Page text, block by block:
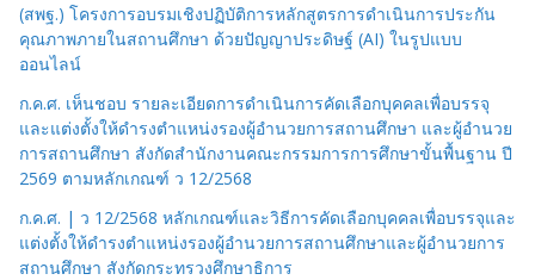
(สพฐ.) โครงการอบรมเชิงปฏิบัติการหลักสูตรการดำเนินการประกัน
คุณภาพภายในสถานศึกษา ด้วยปัญญาประดิษฐ์ (AI) ในรูปแบบ
ออนไลน์
ก.ค.ศ. เห็นชอบ รายละเอียดการดำเนินการคัดเลือกบุคคลเพื่อบรรจุ
และแต่งตั้งให้ดำรงตำแหน่งรองผู้อำนวยการสถานศึกษา และผู้อำนวย
การสถานศึกษา สังกัดสำนักงานคณะกรรมการการศึกษาขั้นพื้นฐาน ปี
2569 ตามหลักเกณฑ์ ว 12/2568
ก.ค.ศ. | ว 12/2568 หลักเกณฑ์และวิธีการคัดเลือกบุคคลเพื่อบรรจุและ
แต่งตั้งให้ดำรงตำแหน่งรองผู้อำนวยการสถานศึกษาและผู้อำนวยการ
สถานศึกษา สังกัดกระทรวงศึกษาธิการ